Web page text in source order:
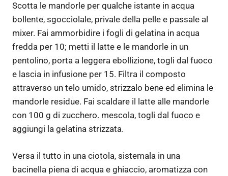
Scotta le mandorle per qualche istante in acqua
bollente, sgocciolale, privale della pelle e passale al
mixer. Fai ammorbidire i fogli di gelatina in acqua
fredda per 10; metti il latte e le mandorle in un
pentolino, porta a leggera ebollizione, togli dal fuoco
e lascia in infusione per 15. Filtra il composto
attraverso un telo umido, strizzalo bene ed elimina le
mandorle residue. Fai scaldare il latte alle mandorle
con 100 g di zucchero. mescola, togli dal fuoco e
aggiungi la gelatina strizzata.
Versa il tutto in una ciotola, sistemala in una
bacinella piena di acqua e ghiaccio, aromatizza con